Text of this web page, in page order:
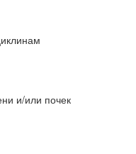
и/или почек